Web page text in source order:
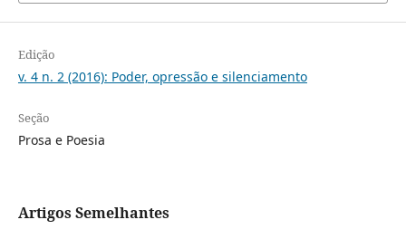
Edição
v. 4 n. 2 (2016): Poder, opressão e silenciamento
Seção
Prosa e Poesia
Artigos Semelhantes